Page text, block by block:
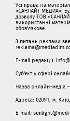
Усі права на
«САНЛАЙТ МЕДИА».
дозволу ТОВ
використанні
обов'язкове.
З питань реклами
E-mail редакції:
Суб'єкт у сфері
Назва онлайн-медіа
Адреса: 02091, м.
E-mail: